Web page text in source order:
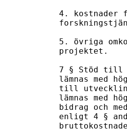
4. kostnader
5. övriga
projektet.
7 § Stöd till
lämnas med
till utveckling
lämnas med
bidrag och
enligt 4 §